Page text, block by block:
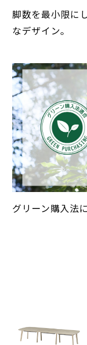
脚数を最小限に
なデザイン。
グリーン購入法